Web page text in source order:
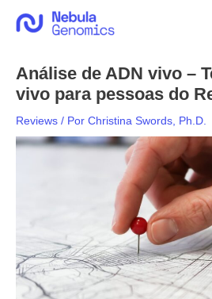
para
Análise de ADN vivo –
vivo para pessoas do
Reviews / Por Christina Swords, Ph.D.